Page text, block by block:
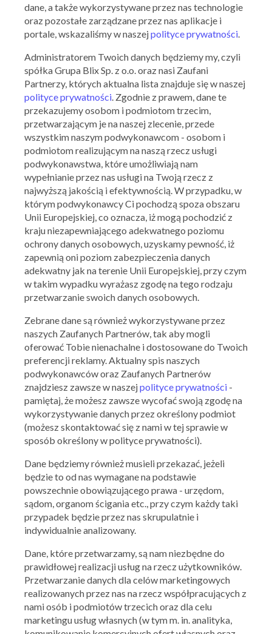
Ważna: 05.08.2026 - 07.08.2026
Ważna: 05.08.2026 - 08.08.2026
dane, a także wykorzystywane przez nas technologie
oraz pozostałe zarządzane przez nas aplikacje i
portale, wskazaliśmy w naszejpolityce prywatności.
Administratorem Twoich danych będziemy my, czyli
spółka Grupa Blix Sp. z o.o. oraz nasi Zaufani
Partnerzy, których aktualna lista znajduje się w naszej
polityce prywatności. Zgodnie z prawem, dane te
przekazujemy osobom i podmiotom trzecim,
przetwarzającym je na naszej zlecenie, przede
wszystkim naszym podwykonawcom - osobom i
podmiotom realizującym na naszą rzecz usługi
podwykonawstwa, które umożliwiają nam
wypełnianie przez nas usługi na Twoją rzecz z
najwyższą jakością i efektywnością. W przypadku, w
którym podwykonawcy Ci pochodzą spoza obszaru
Unii Europejskiej, co oznacza, iż mogą pochodzić z
kraju niezapewniającego adekwatnego poziomu
ochrony danych osobowych, uzyskamy pewność, iż
zapewnią oni poziom zabezpieczenia danych
adekwatny jak na terenie Unii Europejskiej, przy czym
w takim wypadku wyrażasz zgodę na tego rodzaju
przetwarzanie swoich danych osobowych.
Zebrane dane są również wykorzystywane przez
naszych Zaufanych Partnerów, tak aby mogli
oferować Tobie nienachalne i dostosowane do Twoich
preferencji reklamy. Aktualny spis naszych
podwykonawców oraz Zaufanych Partnerów
znajdziesz zawsze w naszejpolityce prywatności -
pamiętaj, że możesz zawsze wycofać swoją zgodę na
wykorzystywanie danych przez określony podmiot
(możesz skontaktować się z nami w tej sprawie w
sposób określony w polityce prywatności).
Dane będziemy również musieli przekazać, jeżeli
będzie to od nas wymagane na podstawie
powszechnie obowiązującego prawa - urzędom,
sądom, organom ścigania etc., przy czym każdy taki
przypadek będzie przez nas skrupulatnie i
indywidualnie analizowany.
Dane, które przetwarzamy, są nam niezbędne do
prawidłowej realizacji usług na rzecz użytkowników.
Przetwarzanie danych dla celów marketingowych
realizowanych przez nas na rzecz współpracujących z
nami osób i podmiotów trzecich oraz dla celu
marketingu usług własnych (w tym m. in. analityka,